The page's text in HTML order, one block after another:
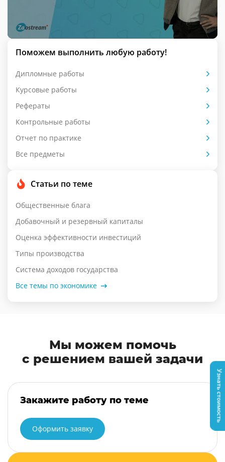
Поможем выполнить любую работу!
Дипломные работы
Курсовые работы
Рефераты
Контрольные работы
Отчет по практике
Все предметы
Статьи по теме
Общественные блага
Добавочный и резервный капиталы
Оценка эффективности инвестиций
Типы производства
Система доходов государства
Все темы по экономике
Мы можем помочь
с решением вашей задачи
Закажите работу по теме
Оформить заявку
Узнать стоимость